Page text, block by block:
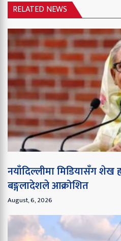
RELATED NEWS
नयाँदिल्लीमा मिडियासँग शेख
बङ्गलादेशले आक्रोशित
August, 6, 2026